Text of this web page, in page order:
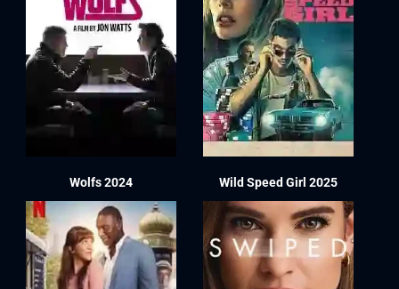
Wolfs 2024 Wild Speed Girl 2025